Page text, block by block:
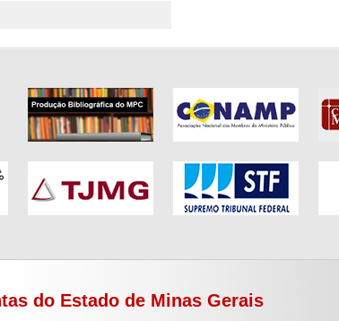
do Estado de Minas Gerais